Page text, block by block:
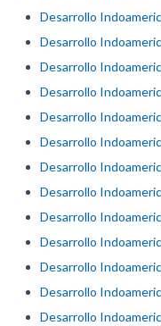
Desarrollo
Desarrollo
Desarrollo
Desarrollo
Desarrollo
Desarrollo
Desarrollo
Desarrollo
Desarrollo
Desarrollo
Desarrollo
Desarrollo
Desarrollo